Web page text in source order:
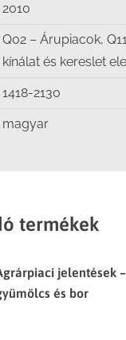
2010
Q02 – Árupiacok,
kínálat és kereslet
1418-2130
magyar
termékek
jelentések
és bor